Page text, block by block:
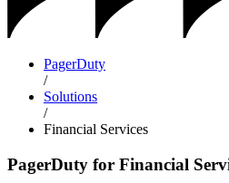
PagerDuty
/
Solutions
/
Financial Services
PagerDuty for Financial